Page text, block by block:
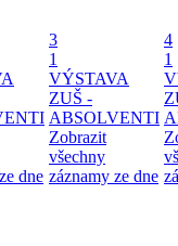
dne
3
1
VÝSTAVA
ZUŠ -
ABSOLVENTI
Zobrazit
všechny
záznamy ze dne
4
1